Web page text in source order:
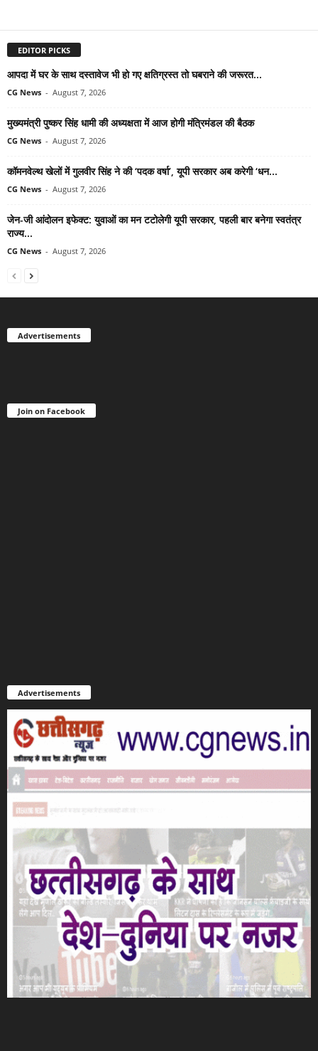
EDITOR PICKS
आपदा में घर के साथ दस्तावेज भी हो गए क्षतिग्रस्त तो घबराने की जरूरत...
CG News - August 7, 2026
मुख्यमंत्री पुष्कर सिंह धामी की अध्यक्षता में आज होगी मंत्रिमंडल की बैठक
CG News - August 7, 2026
कॉमनवेल्थ खेलों में गुलवीर सिंह ने की ‘पदक वर्षा’, यूपी सरकार अब करेगी ‘धन...
CG News - August 7, 2026
जेन-जी आंदोलन इफेक्ट: युवाओं का मन टटोलेगी यूपी सरकार, पहली बार बनेगा स्वतंत्र
राज्य...
CG News - August 7, 2026
Advertisements
Join on Facebook
Advertisements